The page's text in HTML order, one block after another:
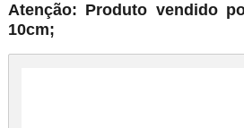
Atenção: Produto vendido
10cm;